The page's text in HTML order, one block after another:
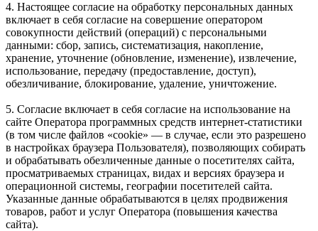
4. Настоящее согласие на обработку персональных данных
включает в себя согласие на совершение оператором
совокупности действий (операций) с персональными
данными: сбор, запись, систематизация, накопление,
хранение, уточнение (обновление, изменение), извлечение,
использование, передачу (предоставление, доступ),
обезличивание, блокирование, удаление, уничтожение.
5. Согласие включает в себя согласие на использование на
сайте Оператора программных средств интернет-статистики
(в том числе файлов «cookie» — в случае, если это разрешено
в настройках браузера Пользователя), позволяющих собирать
и обрабатывать обезличенные данные о посетителях сайта,
просматриваемых страницах, видах и версиях браузера и
операционной системы, географии посетителей сайта.
Указанные данные обрабатываются в целях продвижения
товаров, работ и услуг Оператора (повышения качества
сайта).